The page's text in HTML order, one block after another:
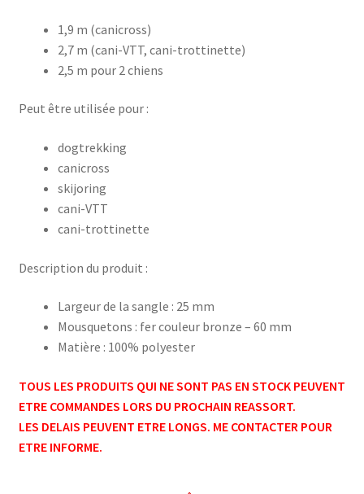
1,9 m (canicross)
2,7 m (cani-VTT, cani-trottinette)
2,5 m pour 2 chiens
Peut être utilisée pour :
dogtrekking
canicross
skijoring
cani-VTT
cani-trottinette
Description du produit :
Largeur de la sangle : 25 mm
Mousquetons : fer couleur bronze – 60 mm
Matière : 100% polyester
TOUS LES PRODUITS QUI NE SONT PAS EN STOCK PEUVENT
ETRE COMMANDES LORS DU PROCHAIN REASSORT.
LES DELAIS PEUVENT ETRE LONGS. ME CONTACTER POUR
ETRE INFORME.